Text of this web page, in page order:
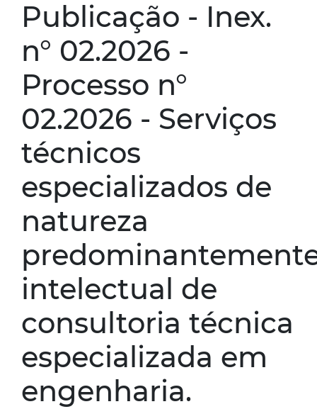
Publicação - Inex.
n° 02.2026 -
Processo n°
02.2026 - Serviços
técnicos
especializados de
natureza
intelectual de
consultoria técnica
especializada em
engenharia.